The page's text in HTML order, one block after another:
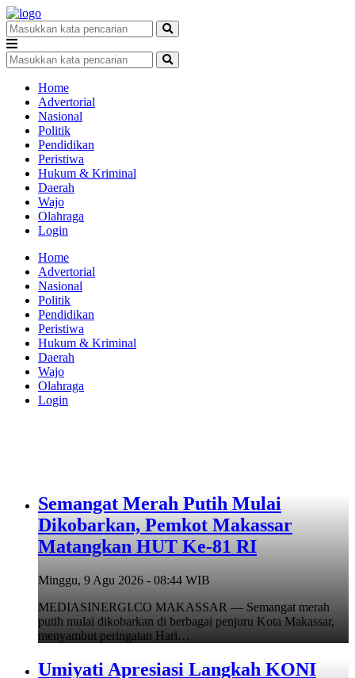
Home
Advertorial
Nasional
Politik
Pendidikan
Peristiwa
Hukum & Kriminal
Daerah
Wajo
Olahraga
Login
Home
Advertorial
Nasional
Politik
Pendidikan
Peristiwa
Hukum & Kriminal
Daerah
Wajo
Olahraga
Login
Semangat Merah Putih Mulai
Dikobarkan, Pemkot Makassar
Matangkan HUT Ke-81 RI
Minggu, 9 Agu 2026 - 08:44 WIB
MEDIASINERGI.CO MAKASSAR — Semangat merah
putih mulai dikobarkan di berbagai penjuru Kota Makassar,
menyambut peringatan Hari…
Umiyati Apresiasi Langkah KONI